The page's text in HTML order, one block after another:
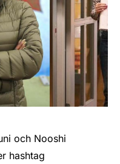
och Nooshi
hashtag